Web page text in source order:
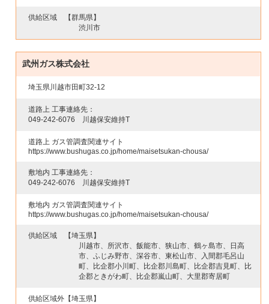
供給区域
【群馬県】
渋川市
武州ガス株式会社
埼玉県川越市田町32-12
道路上 工事連絡先：
049‐242-6076 川越保安維持T
道路上 ガス管調査関連サイト
https://www.bushugas.co.jp/home/maisetsukan-chousa/
敷地内 工事連絡先：
049‐242-6076 川越保安維持T
敷地内 ガス管調査関連サイト
https://www.bushugas.co.jp/home/maisetsukan-chousa/
供給区域
【埼玉県】
川越市、所沢市、飯能市、狭山市、鶴ヶ島市、日高
市、ふじみ野市、深谷市、東松山市、入間郡毛呂山
町、比企郡小川町、比企郡川島町、比企郡吉見町、比
企郡ときがわ町、比企郡嵐山町、大里郡寄居町
供給区域外 【埼玉県】